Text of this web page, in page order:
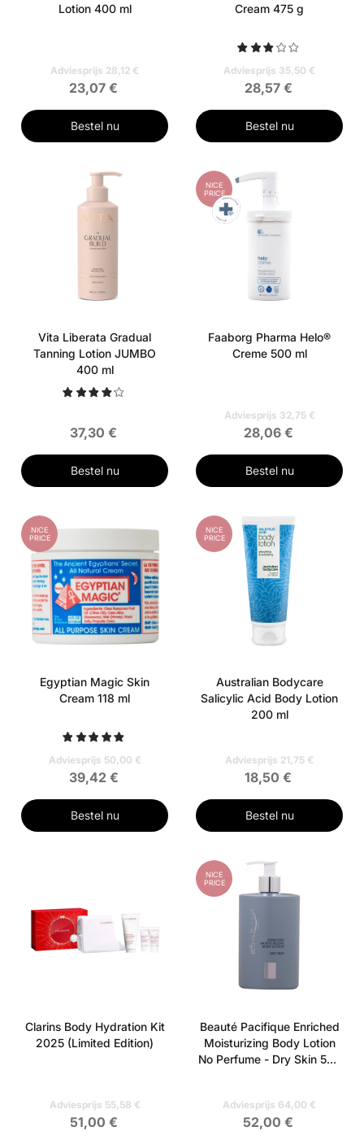
Lotion 400 ml
Adviesprijs 28,12 €
23,07 €
Bestel nu
Cream 475 g
Adviesprijs 35,50 €
28,57 €
Bestel nu
Vita Liberata Gradual
Tanning Lotion JUMBO
400 ml
37,30 €
Bestel nu
NICE
PRICE
Faaborg Pharma Helo®
Creme 500 ml
Adviesprijs 32,75 €
28,06 €
Bestel nu
NICE
PRICE
Egyptian Magic Skin
Cream 118 ml
Adviesprijs 50,00 €
39,42 €
Bestel nu
NICE
PRICE
Australian Bodycare
Salicylic Acid Body Lotion
200 ml
Adviesprijs 21,75 €
18,50 €
Bestel nu
Clarins Body Hydration Kit
2025 (Limited Edition)
Adviesprijs 55,58 €
51,00 €
NICE
PRICE
Beauté Pacifique Enriched
Moisturizing Body Lotion
No Perfume - Dry Skin 500
Adviesprijs 64,00 €
52,00 €